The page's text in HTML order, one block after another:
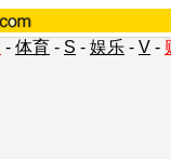
- 体育 - S - 娱乐 - V -